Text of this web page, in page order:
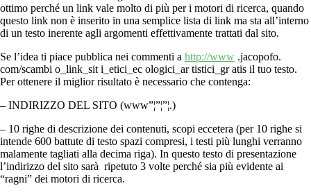
ottimo perché un link vale molto di più per i motori di ricerca, quando
questo link non è inserito in una semplice lista di link ma sta all’interno
di un testo inerente agli argomenti effettivamente trattati dal sito.
Se l’idea ti piace pubblica nei commenti a http://www .jacopofo.
com/scambi o_link_sit i_etici_ec ologici_ar tistici_gr atis il tuo testo.
Per ottenere il miglior risultato è necessario che contenga:
– INDIRIZZO DEL SITO (www”¦”¦”¦.)
– 10 righe di descrizione dei contenuti, scopi eccetera (per 10 righe si
intende 600 battute di testo spazi compresi, i testi più lunghi verranno
malamente tagliati alla decima riga). In questo testo di presentazione
l’indirizzo del sito sarà ripetuto 3 volte perché sia più evidente ai
“ragni” dei motori di ricerca.